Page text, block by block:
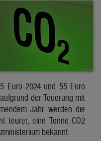
Euro 2024 und 55 Euro
der Teuerung mit
Jahr werden die
teurer, eine Tonne CO2
bekannt.